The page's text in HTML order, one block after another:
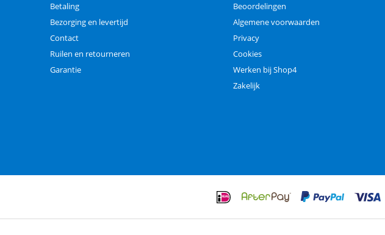
Betaling
Bezorging en levertijd
Contact
Ruilen en retourneren
Garantie
Beoordelingen
Algemene voorwaarden
Privacy
Cookies
Werken bij Shop4
Zakelijk